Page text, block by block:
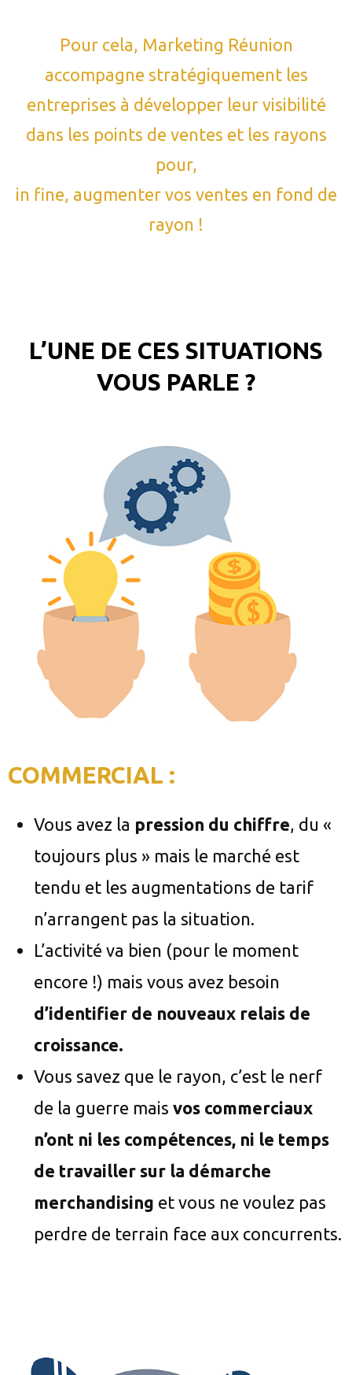
Pour cela, Marketing Réunion
accompagne stratégiquement les
entreprises à développer leur visibilité
dans les points de ventes et les rayons
pour,
in fine, augmenter vos ventes en fond de
rayon !
L’UNE DE CES SITUATIONS
VOUS PARLE ?
COMMERCIAL :
Vous avez la pression du chiffre, du «
toujours plus » mais le marché est
tendu et les augmentations de tarif
n’arrangent pas la situation.
L’activité va bien (pour le moment
encore !) mais vous avez besoin
d’identifier de nouveaux relais de
croissance.
Vous savez que le rayon, c’est le nerf
de la guerre mais vos commerciaux
n’ont ni les compétences, ni le temps
de travailler sur la démarche
merchandising et vous ne voulez pas
perdre de terrain face aux concurrents.